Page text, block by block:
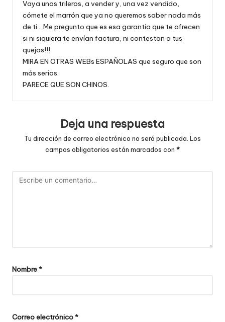
Vaya unos trileros, a vender y, una vez vendido,
cómete el marrón que ya no queremos saber nada más
de ti… Me pregunto que es esa garantía que te ofrecen
si ni siquiera te envían factura, ni contestan a tus
quejas!!!
MIRA EN OTRAS WEBs ESPAÑOLAS que seguro que son
más serios.
PARECE QUE SON CHINOS.
Deja una respuesta
Tu dirección de correo electrónico no será publicada. Los
campos obligatorios están marcados con *
Nombre*
Correo electrónico*